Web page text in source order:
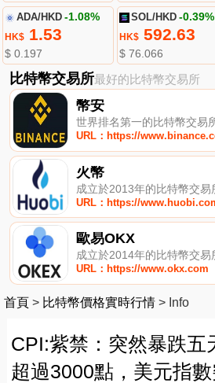
ADA/HKD -1.08%
HK$1.53
$ 0.197
SOL/HKD -0.39%
HK$ 592.63
$ 76.066
比特幣交易所最好的比特幣交易所
幣安
世界排名第一的比特幣交易
URL：https://
火幣
成立於2013年的比特幣交易
URL：https://
歐易OKX
成立於2014年的比特幣交易
URL：https://www.okx.com
首頁 > 比特幣價格實時行情 > Info
CPI:紫禁：突然暴跌五
超過3000點，美元指